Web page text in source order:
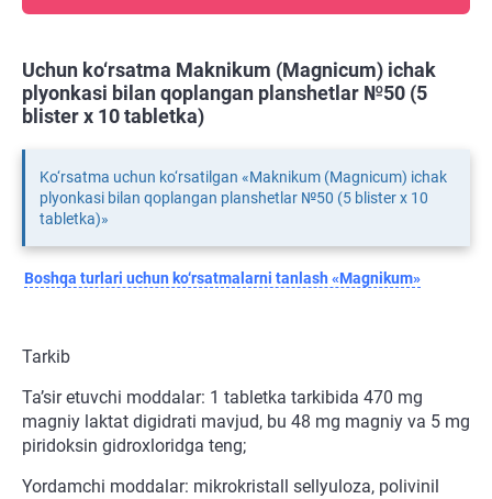
Uchun ko‘rsatma Maknikum (Magnicum) ichak
plyonkasi bilan qoplangan planshetlar №50 (5
blister х 10 tabletka)
Ko‘rsatma uchun ko‘rsatilgan «Maknikum (Magnicum) ichak
plyonkasi bilan qoplangan planshetlar №50 (5 blister х 10
tabletka)»
Boshqa turlari uchun ko‘rsatmalarni tanlash «Magnikum»
Tarkib
Ta’sir etuvchi moddalar: 1 tabletka tarkibida 470 mg
magniy laktat digidrati mavjud, bu 48 mg magniy va 5 mg
piridoksin gidroxloridga teng;
Yordamchi moddalar: mikrokristall sellyuloza, polivinil